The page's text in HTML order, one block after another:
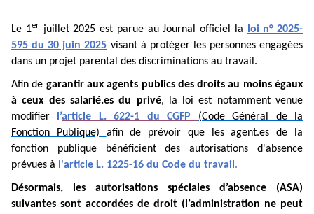
Le 1er juillet 2025 est parue au Journal officiel la loi n° 2025-
595 du 30 juin 2025 visant à protéger les personnes engagées
dans un projet parental des discriminations au travail.
Afin de garantir aux agents publics des droits au moins égaux
à ceux des salarié.es du privé, la loi est notamment venue
modifier l’article L. 622-1 du CGFP
(Code Général de la
Fonction Publique) afin de prévoir que les agent.es de la
fonction publique bénéficient des autorisations d'absence
prévues à l'article L. 1225-16 du Code du travail.
Désormais, les autorisations spéciales d’absence (ASA)
suivantes sont accordées de droit (l’administration ne peut